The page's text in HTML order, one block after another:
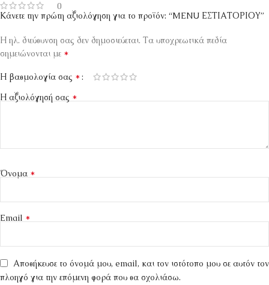
0
Κάνετε την πρώτη αξιολόγηση για το προϊόν: “MENU ΕΣΤΙΑΤΟΡΙΟΥ”
Η ηλ. διεύθυνση σας δεν δημοσιεύεται. Τα υποχρεωτικά πεδία
σημειώνονται με *
Η βαθμολογία σας *
Η αξιολόγησή σας *
Όνομα *
Email *
Αποθήκευσε το όνομά μου, email, και τον ιστότοπο μου σε αυτόν τον
πλοηγό για την επόμενη φορά που θα σχολιάσω.